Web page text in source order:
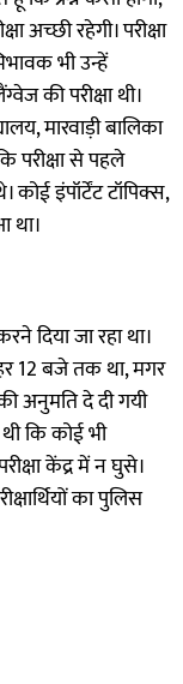
अच्छी रहेगी। परीक्षा
भी उन्हें
की परीक्षा थी।
मारवाड़ी बालिका
परीक्षा से पहले
कोई इंपॉर्टेंट टॉपिक्स,
था।
दिया जा रहा था।
12 बजे तक था, मगर
अनुमति दे दी गयी
कि कोई भी
केंद्र में न घुसे।
का पुलिस